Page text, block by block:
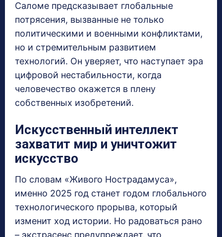
Саломе предсказывает глобальные
потрясения, вызванные не только
политическими и военными конфликтами,
но и стремительным развитием
технологий. Он уверяет, что наступает эра
цифровой нестабильности, когда
человечество окажется в плену
собственных изобретений.
Искусственный интеллект
захватит мир и уничтожит
искусство
По словам «Живого Нострадамуса»,
именно 2025 год станет годом глобального
технологического прорыва, который
изменит ход истории. Но радоваться рано